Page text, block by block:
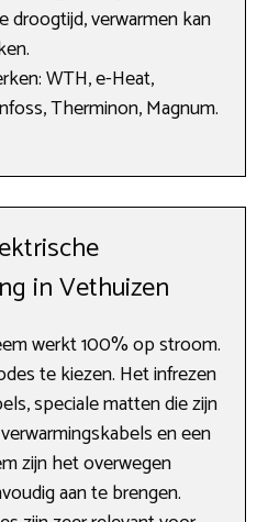
droogtijd, verwarmen kan
WTH, e-Heat,
Therminon, Magnum.
in Vethuizen
werkt 100% op stroom.
te kiezen. Het infrezen
speciale matten die zijn
en een
zijn het overwegen
aan te brengen.